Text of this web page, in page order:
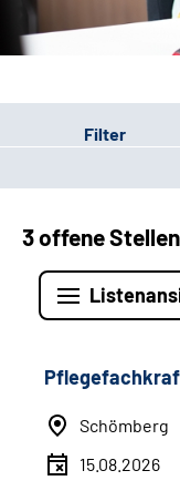
Filter
3 offene Stellen
Schömberg
15.08.2026